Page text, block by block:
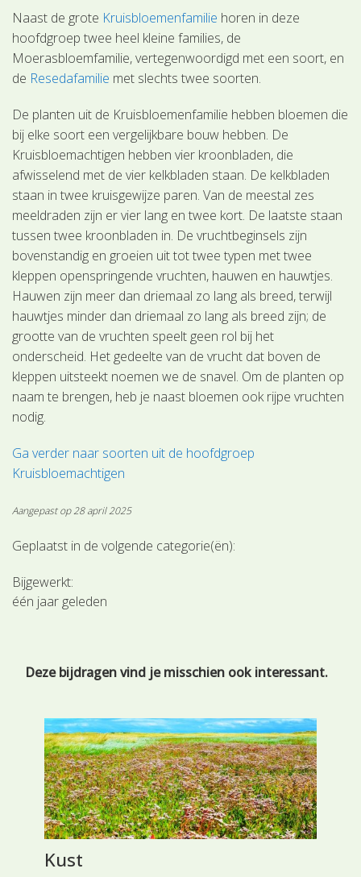
Naast de grote Kruisbloemenfamilie horen in deze
hoofdgroep twee heel kleine families, de
Moerasbloemfamilie, vertegenwoordigd met een soort, en
de Resedafamilie met slechts twee soorten.
De planten uit de Kruisbloemenfamilie hebben bloemen die
bij elke soort een vergelijkbare bouw hebben. De
Kruisbloemachtigen hebben vier kroonbladen, die
afwisselend met de vier kelkbladen staan. De kelkbladen
staan in twee kruisgewijze paren. Van de meestal zes
meeldraden zijn er vier lang en twee kort. De laatste staan
tussen twee kroonbladen in. De vruchtbeginsels zijn
bovenstandig en groeien uit tot twee typen met twee
kleppen openspringende vruchten, hauwen en hauwtjes.
Hauwen zijn meer dan driemaal zo lang als breed, terwijl
hauwtjes minder dan driemaal zo lang als breed zijn; de
grootte van de vruchten speelt geen rol bij het
onderscheid. Het gedeelte van de vrucht dat boven de
kleppen uitsteekt noemen we de snavel. Om de planten op
naam te brengen, heb je naast bloemen ook rijpe vruchten
nodig.
Ga verder naar soorten uit de hoofdgroep
Kruisbloemachtigen
Aangepast op 28 april 2025
Geplaatst in de volgende categorie(ën):
Bijgewerkt:
één jaar geleden
Deze bijdragen vind je misschien ook interessant.
Kust